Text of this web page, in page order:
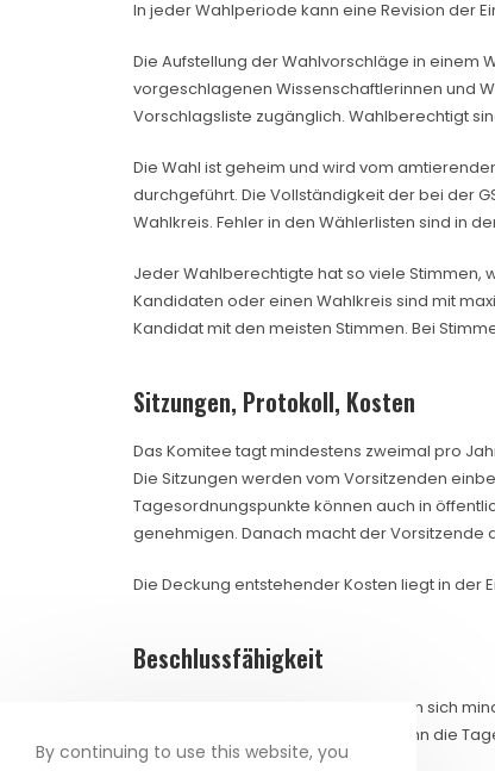
In jeder Wahlperiode kann eine Revision der
Die Aufstellung der Wahlvorschläge in einem
vorgeschlagenen Wissenschaftlerinnen und
Vorschlagsliste zugänglich. Wahlberechtigt
Die Wahl ist geheim und wird vom
durchgeführt. Die Vollständigkeit der bei der
Wahlkreis. Fehler in den Wählerlisten sind in
Jeder Wahlberechtigte hat so viele Stimmen,
Kandidaten oder einen Wahlkreis sind mit
Kandidat mit den meisten Stimmen. Bei
Sitzungen, Protokoll, Kosten
Das Komitee tagt mindestens zweimal pro
Die Sitzungen werden vom Vorsitzenden
Tagesordnungspunkte können auch in
genehmigen. Danach macht der Vorsitzende
Die Deckung entstehender Kosten liegt in
Beschlussfähigkeit
Das Komitee ist beschlussfähig, wenn sich
Jahrestreffen ist beschlussfähig, wenn die
By continuing to use this website, you